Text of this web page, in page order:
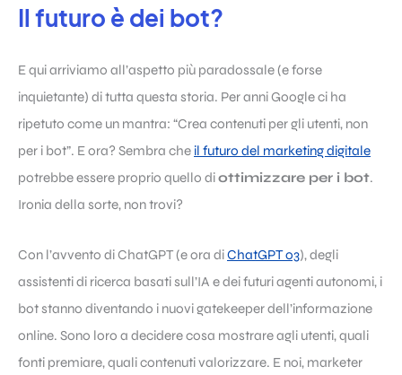
Il futuro è dei bot?
E qui arriviamo all’aspetto più paradossale (e forse
inquietante) di tutta questa storia. Per anni Google ci ha
ripetuto come un mantra: “Crea contenuti per gli utenti, non
per i bot”. E ora? Sembra che il futuro del marketing digitale
potrebbe essere proprio quello diottimizzare per i bot.
Ironia della sorte, non trovi?
Con l’avvento di ChatGPT (e ora diChatGPT o3), degli
assistenti di ricerca basati sull’IA e dei futuri agenti autonomi, i
bot stanno diventando i nuovi gatekeeper dell’informazione
online. Sono loro a decidere cosa mostrare agli utenti, quali
fonti premiare, quali contenuti valorizzare. E noi, marketer